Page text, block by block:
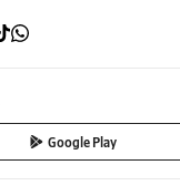
Google Play